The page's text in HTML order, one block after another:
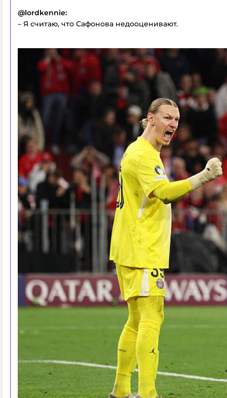
@lordkennie:
– Я считаю, что Сафонова недооценивают.